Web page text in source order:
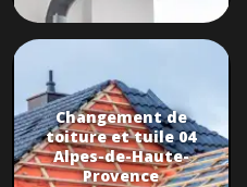
Changement de
toiture et tuile 04
Alpes-de-Haute-
Provence